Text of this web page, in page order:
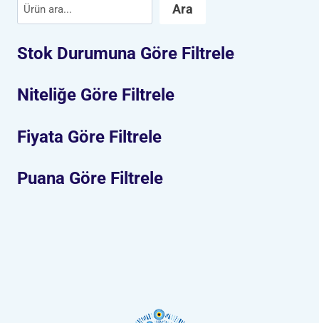
Ara
Stok Durumuna Göre Filtrele
Niteliğe Göre Filtrele
Fiyata Göre Filtrele
Puana Göre Filtrele